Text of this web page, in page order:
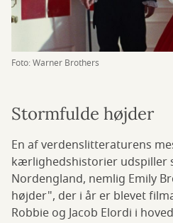
Foto: Warner Brothers
Stormfulde højder
En af verdenslitteraturens
kærlighedshistorier udspiller
Nordengland, nemlig Emily
højder", der i år er blevet
Robbie og Jacob Elordi i